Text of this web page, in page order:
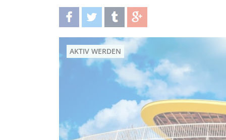
teilentwittern teilen teilen
AKTIV WERDEN